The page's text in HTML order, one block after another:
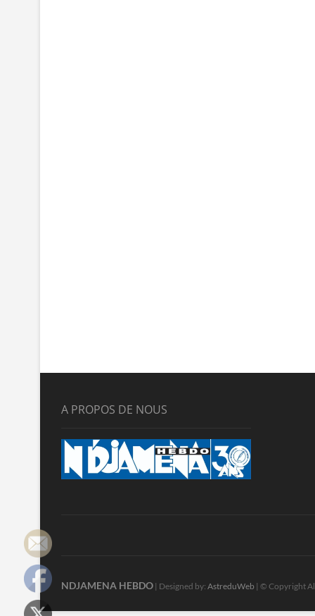
A PROPOS DE NOUS
NDJAMENA HEBDO | Designed by: AstreduWeb | © Copyright